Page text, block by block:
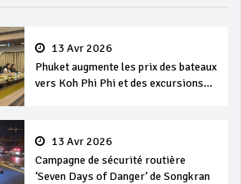
13 Avr 2026
Phuket augmente les prix des bateaux
vers Koh Phi Phi et des excursions
13 Avr 2026
Campagne de sécurité routière
‘Seven Days of Danger’ de Songkran